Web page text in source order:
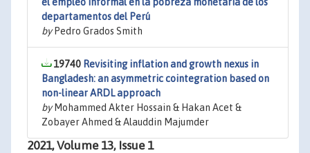
departamentos del Perú
byPedro Grados Smith
19740 Revisiting inflation and growth nexus in
Bangladesh: an asymmetric cointegration based on
non-linear ARDL approach
byMohammed Akter Hossain & Hakan Acet &
Zobayer Ahmed & Alauddin Majumder
2021, Volume 13, Issue 1